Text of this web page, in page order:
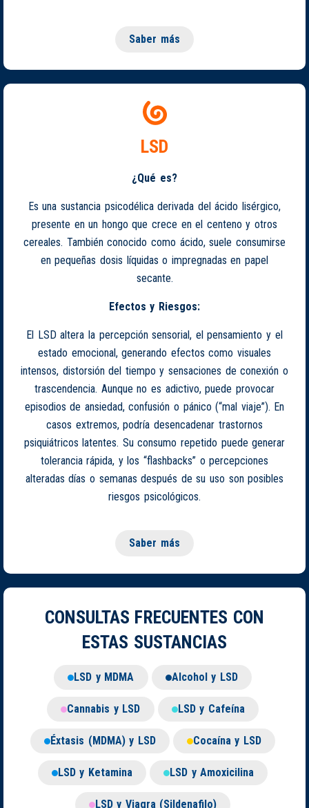
Saber más
LSD
¿Qué es?
Es una sustancia psicodélica derivada del ácido lisérgico,
presente en un hongo que crece en el centeno y otros
cereales. También conocido como ácido, suele consumirse
en pequeñas dosis líquidas o impregnadas en papel
secante.
Efectos y Riesgos:
El LSD altera la percepción sensorial, el pensamiento y el
estado emocional, generando efectos como visuales
intensos, distorsión del tiempo y sensaciones de conexión o
trascendencia. Aunque no es adictivo, puede provocar
episodios de ansiedad, confusión o pánico (“mal viaje”). En
casos extremos, podría desencadenar trastornos
psiquiátricos latentes. Su consumo repetido puede generar
tolerancia rápida, y los “flashbacks” o percepciones
alteradas días o semanas después de su uso son posibles
riesgos psicológicos.
Saber más
CONSULTAS FRECUENTES CON
ESTAS SUSTANCIAS
LSD y MDMA Alcohol y LSD
Cannabis y LSD LSD y Cafeína
Éxtasis (MDMA) y LSD Cocaína y LSD
LSD y Ketamina LSD y Amoxicilina
LSD y Viagra (Sildenafilo)